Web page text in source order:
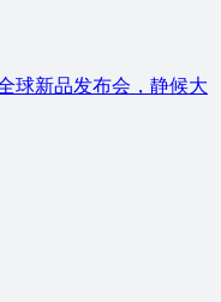
球新品发布会，静候大